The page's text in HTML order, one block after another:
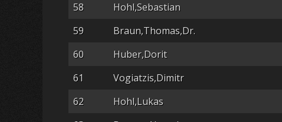
58
Hohl,Sebastian
59
Braun,Thomas,Dr.
60
Huber,Dorit
61
Vogiatzis,Dimitr
62
Hohl,Lukas